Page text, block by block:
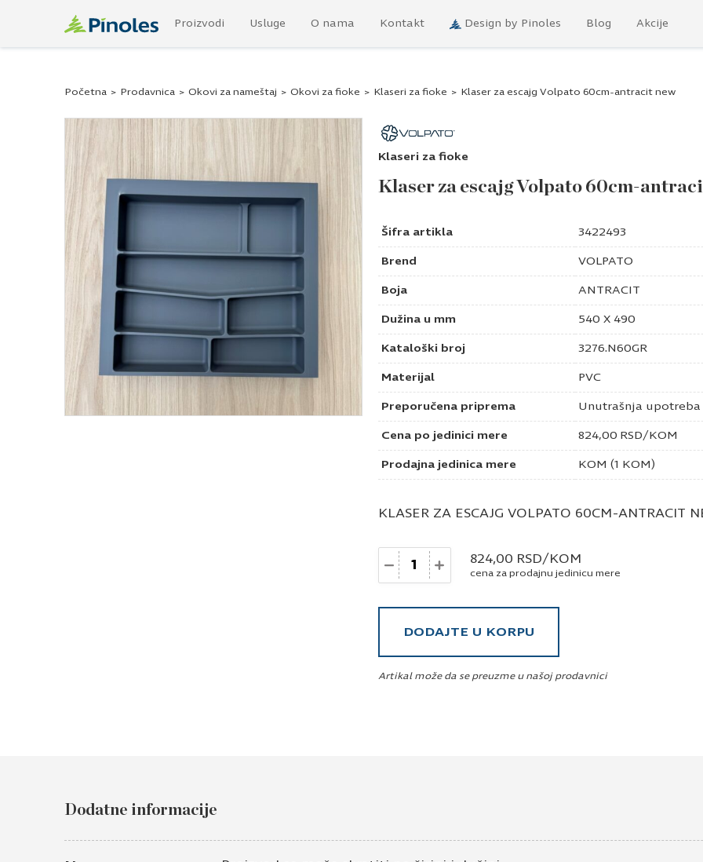
Proizvodi Usluge O nama Kontakt Design by Pinoles Blog Akcije
Početna > Prodavnica > Okovi za nameštaj > Okovi za fioke > Klaseri za fioke > Klaser za escajg Volpato 60cm-antracit new
Klaseri za fioke
Klaser za escajg Volpato 60cm-
Šifra artikla 3422493
Brend VOLPATO
Boja ANTRACIT
Dužina u mm 540 X 490
Kataloški broj 3276.N60GR
Materijal PVC
Preporučena priprema Unutrašnja upotreba
Cena po jedinici mere 824,00 RSD/KOM
Prodajna jedinica mere KOM (1 KOM)
KLASER ZA ESCAJG VOLPATO 60CM-ANTRACIT
Količina 824,00 RSD/KOM
cena za prodajnu jedinicu mere
DODAJTE U KORPU
Artikal može da se preuzme u našoj prodavnici
Dodatne informacije